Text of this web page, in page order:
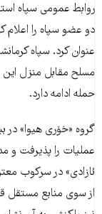
روابط عمومی سپاه
دو عضو سپاه را اعلام
عنوان کرد. سپاه
مسلح مقابل منزل این
حمله ادامه دارد.
گروه «خۆری هیوا» در
عملیات را پذیرفت و
ئازادی» در سرکوب
از سوی منابع مستقل